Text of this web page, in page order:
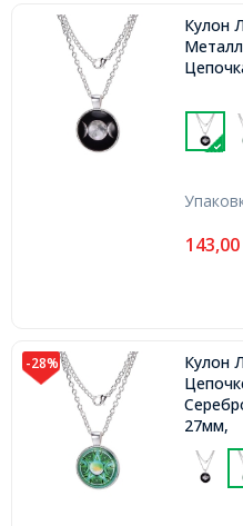
Кулон
143,00
-28%
Кулон
27мм,